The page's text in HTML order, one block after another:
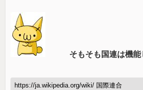
そもそも国連は機能
https://ja.wikipedia.org/wiki/ 国際連合